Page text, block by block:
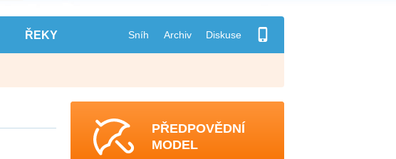
ŘEKY Sníh Archiv Diskuse
PŘEDPOVĚDNÍ
MODEL